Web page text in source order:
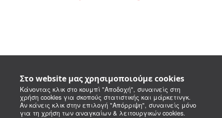
Στο website μας χρησιμοποιούμε cookies
Κάνοντας κλικ στο κουμπί "Αποδοχή", συναινείς στη
χρήση cookies για σκοπούς στατιστικής και μάρκετινγκ.
Αν κάνεις κλικ στην επιλογή "Απόρριψη", συναινείς μόνο
για τη χρήση των αναγκαίων & λειτουργικών cookies.